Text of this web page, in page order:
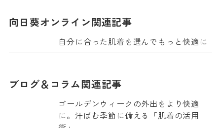
向日葵オンライン関連記事
自分に合った肌着を選んでもっと快適に
ブログ＆コラム関連記事
ゴールデンウィークの外出をより快適
に。汗ばむ季節に備える「肌着の活用